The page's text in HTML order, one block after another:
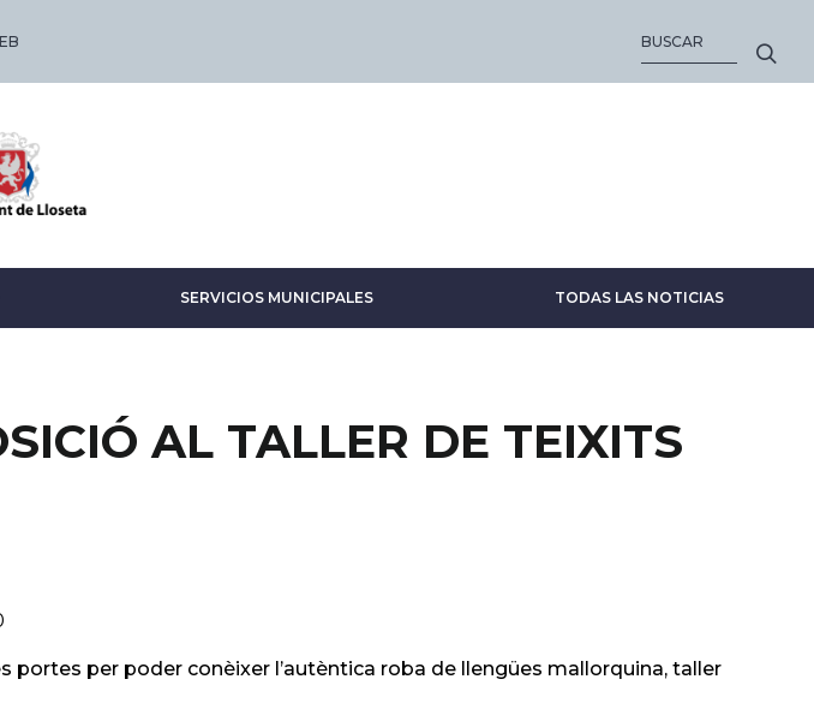
SERVICIOS MUNICIPALES TODAS LAS NOTICIAS
AL TALLER DE TEIXITS
portes per poder conèixer l’autèntica roba de llengües mallorquina, taller